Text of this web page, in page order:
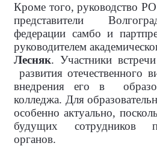
Кроме того, руководство
представители
федерации самбо и
руководителем
Лесняк. Участники
развития отечественного
внедрения его в
колледжа. Для
особенно актуально,
будущих сотрудников
органов.